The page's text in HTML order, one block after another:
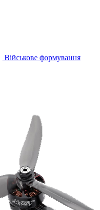
Військове формування